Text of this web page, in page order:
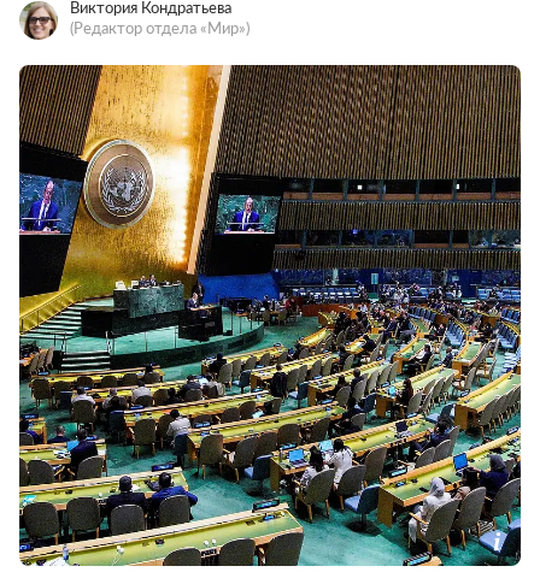
Виктория Кондратьева
(Редактор отдела «Мир»)